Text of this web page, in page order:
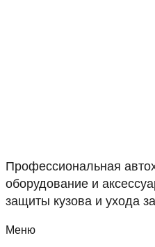
Профессиональная
оборудование и
защиты кузова и ухода
Меню